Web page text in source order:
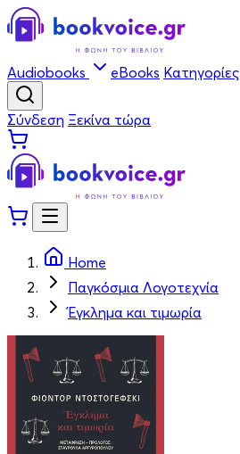
Audiobooks eBooks Κατηγορίες
Σύνδεση Ξεκίνα τώρα
Home
Παγκόσμια Λογοτεχνία
Έγκλημα και τιμωρία